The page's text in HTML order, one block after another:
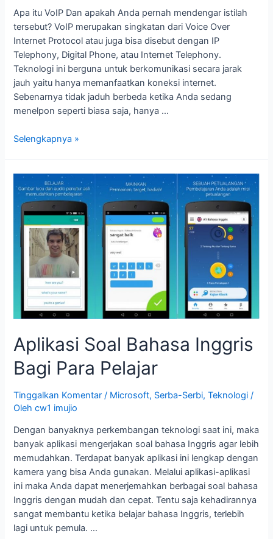
Apa itu VoIP Dan apakah Anda pernah mendengar istilah
tersebut? VoIP merupakan singkatan dari Voice Over
Internet Protocol atau juga bisa disebut dengan IP
Telephony, Digital Phone, atau Internet Telephony.
Teknologi ini berguna untuk berkomunikasi secara jarak
jauh yaitu hanya memanfaatkan koneksi internet.
Sebenarnya tidak jaduh berbeda ketika Anda sedang
menelpon seperti biasa saja, hanya …
Selengkapnya »
Aplikasi Soal Bahasa Inggris
Bagi Para Pelajar
Tinggalkan Komentar / Microsoft, Serba-Serbi,Teknologi /
Olehcw1 imujio
Dengan banyaknya perkembangan teknologi saat ini, maka
banyak aplikasi mengerjakan soal bahasa Inggris agar lebih
memudahkan. Terdapat banyak aplikasi ini lengkap dengan
kamera yang bisa Anda gunakan. Melalui aplikasi-aplikasi
ini maka Anda dapat menerjemahkan berbagai soal bahasa
Inggris dengan mudah dan cepat. Tentu saja kehadirannya
sangat membantu ketika belajar bahasa Inggris, terlebih
lagi untuk pemula. …
Aplikasi
Soal
Bahasa
Inggris
Bagi
Para
Pelajar